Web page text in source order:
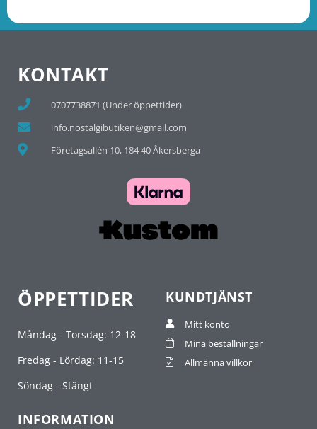
KONTAKT
0707738871 (Under öppettider)
info.nostalgibutiken@gmail.com
Företagsallén 10, 184 40 Åkersberga
ÖPPETTIDER
Måndag - Torsdag: 12-18
Fredag - Lördag: 11-15
Söndag - Stängt
KUNDTJÄNST
Mitt konto
Mina beställningar
Allmänna villkor
INFORMATION